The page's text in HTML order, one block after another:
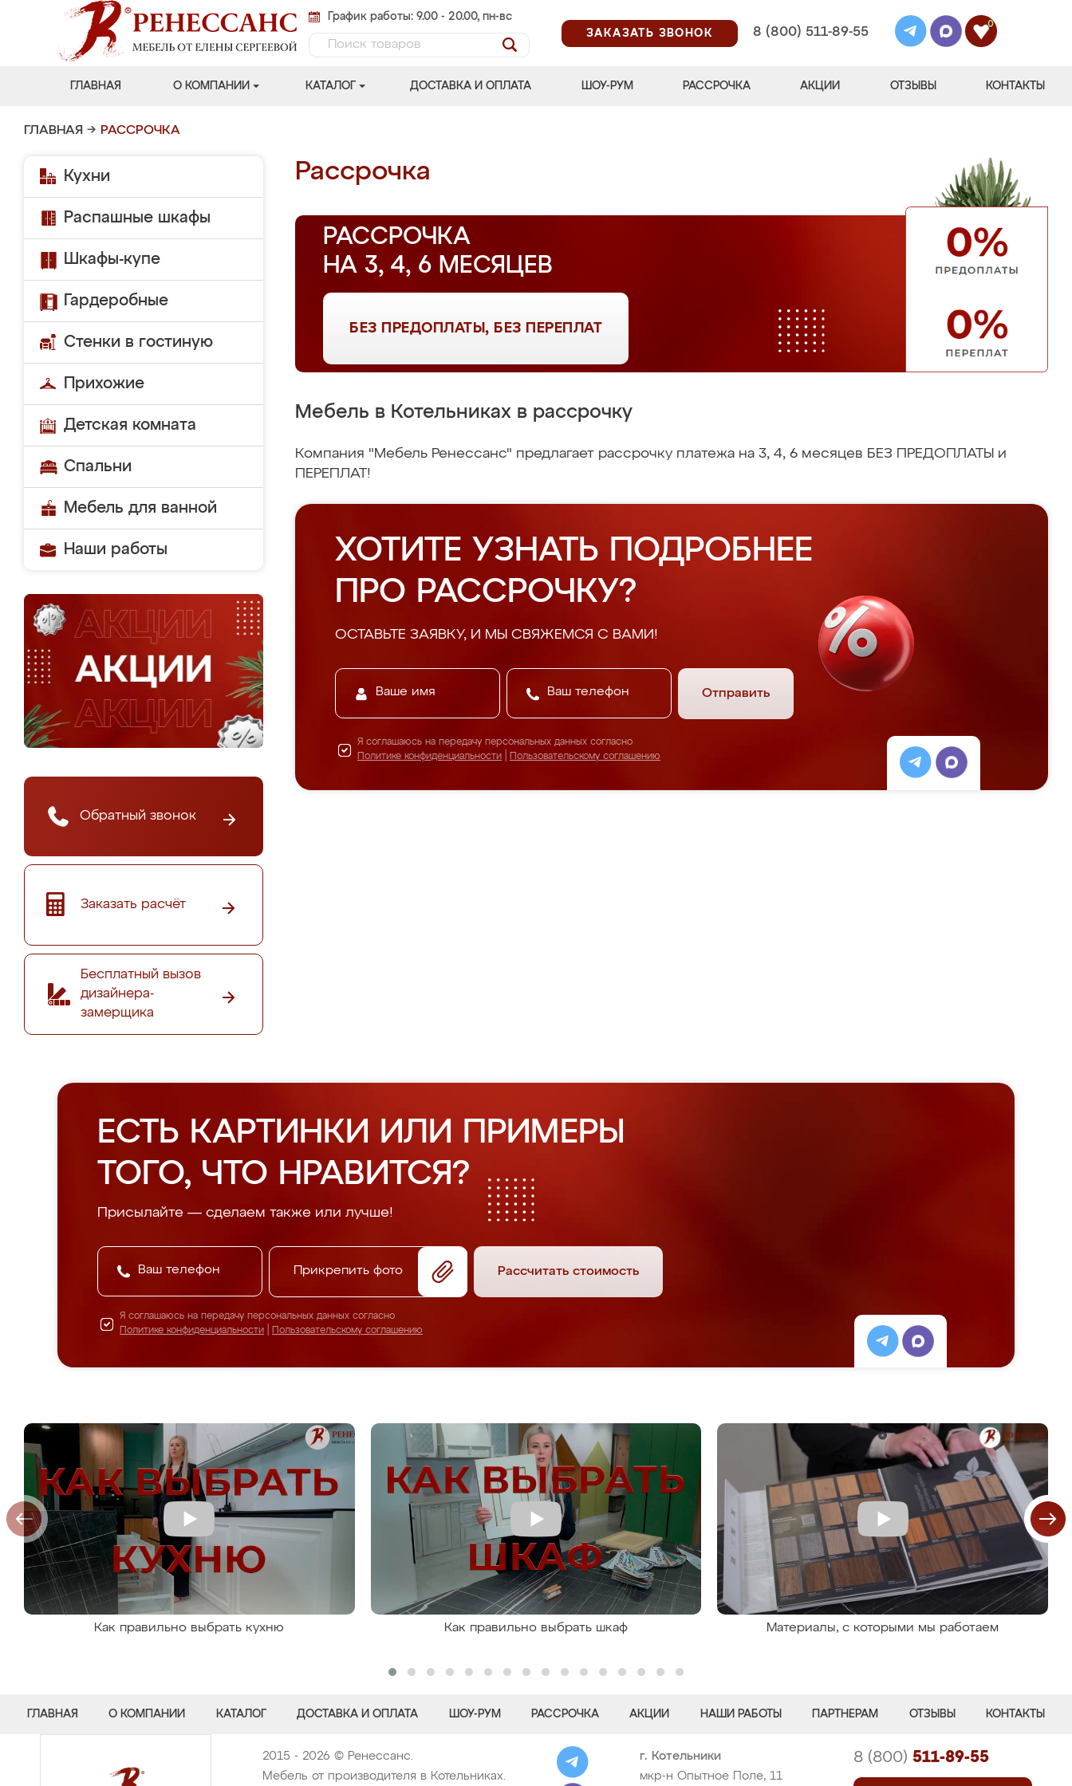
График работы: 9.00 - 20.00, пн-вс
ЗАКАЗАТЬ ЗВОНОК
8 (800) 511-89-55
0
ГЛАВНАЯ О КОМПАНИИ КАТАЛОГ ДОСТАВКА И ОПЛАТА ШОУ-РУМ РАССРОЧКА АКЦИИ ОТЗЫВЫ КОНТАКТЫ
ГЛАВНАЯ → РАССРОЧКА
Кухни
Распашные шкафы
Шкафы-купе
Гардеробные
Стенки в гостиную
Прихожие
Детская комната
Спальни
Мебель для ванной
Наши работы
Обратный звонок
Заказать расчёт
Бесплатный вызов
дизайнера-
замерщика
Рассрочка
РАССРОЧКА
НА 3, 4, 6 МЕСЯЦЕВ
БЕЗ ПРЕДОПЛАТЫ, БЕЗ ПЕРЕПЛАТ
Мебель в Котельниках в рассрочку
Компания "Мебель Ренессанс" предлагает рассрочку платежа на 3, 4, 6 месяцев БЕЗ ПРЕДОПЛАТЫ и
ПЕРЕПЛАТ!
ХОТИТЕ УЗНАТЬ ПОДРОБНЕЕ
ПРО РАССРОЧКУ?
ОСТАВЬТЕ ЗАЯВКУ, И МЫ СВЯЖЕМСЯ С ВАМИ!
Отправить
Я соглашаюсь на передачу персональных данных согласно
Политике конфиденциальности
Пользовательскому соглашению
ЕСТЬ КАРТИНКИ ИЛИ ПРИМЕРЫ
ТОГО, ЧТО НРАВИТСЯ?
Присылайте — сделаем также или лучше!
Прикрепить фото Рассчитать стоимость
Я соглашаюсь на передачу персональных данных согласно
Политике конфиденциальности
Пользовательскому соглашению
Как правильно выбрать кухню Как правильно выбрать шкаф Материалы, с которыми мы работаем
ГЛАВНАЯ О КОМПАНИИ КАТАЛОГ ДОСТАВКА И ОПЛАТА ШОУ-РУМ РАССРОЧКА АКЦИИ НАШИ РАБОТЫ ПАРТНЕРАМ ОТЗЫВЫ КОНТАКТЫ
2015 - 2026 © Ренессанс.
Мебель от производителя в Котельниках.
г. Котельники
мкр-н Опытное Поле, 11
8 (800) 511-89-55